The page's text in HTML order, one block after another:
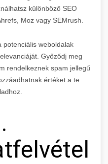
különböző SEO
Moz vagy SEMrush.
potenciális weboldalak
Győződj meg
rendelkeznek spam jellegű
értéket a te